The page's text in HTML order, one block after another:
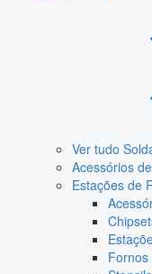
Ver tudo
Acessórios
Estações de